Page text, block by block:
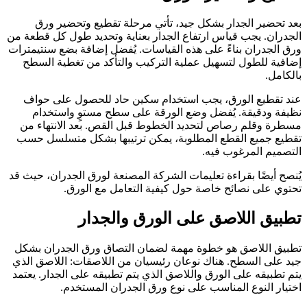
بعد تحضير الجدار بشكل جيد، تأتي مرحلة تقطيع وتحضير ورق
الجدران. يجب قياس ارتفاع الجدار بعناية وتحديد طول كل قطعة من
ورق الجدران بناءً على هذه القياسات. يُفضل إضافة بضع سنتيمترات
إضافية للطول لتسهيل عملية التركيب والتأكد من تغطية السطح
بالكامل.
عند تقطيع الورق، يجب استخدام سكين حاد للحصول على حواف
نظيفة ودقيقة. يُفضل وضع الورقة على سطح مستوٍ واستخدام
مسطرة وقلم رصاص لتحديد الخطوط قبل القص. بعد الانتهاء من
تقطيع جميع القطع المطلوبة، يمكن ترتيبها بشكل متسلسل حسب
التصميم المرغوب فيه.
يُنصح أيضًا بقراءة تعليمات الشركة المصنعة لورق الجدران، حيث قد
تحتوي على نصائح خاصة حول كيفية التعامل مع الورق.
تطبيق اللاصق على الورق والجدار
تطبيق اللاصق هو خطوة مهمة لضمان التصاق ورق الجدران بشكل
جيد على السطح. هناك نوعان رئيسيان من اللاصقات: اللاصق الذي
يتم تطبيقه على الورق واللاصق الذي يتم تطبيقه على الجدار. يعتمد
اختيار النوع المناسب على نوع ورق الجدران المستخدم.